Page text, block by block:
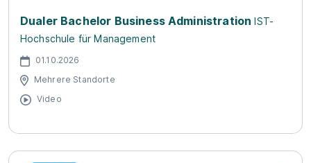
Dualer Bachelor Business Administration IST-
Hochschule für Management
01.10.2026
Mehrere Standorte
Video